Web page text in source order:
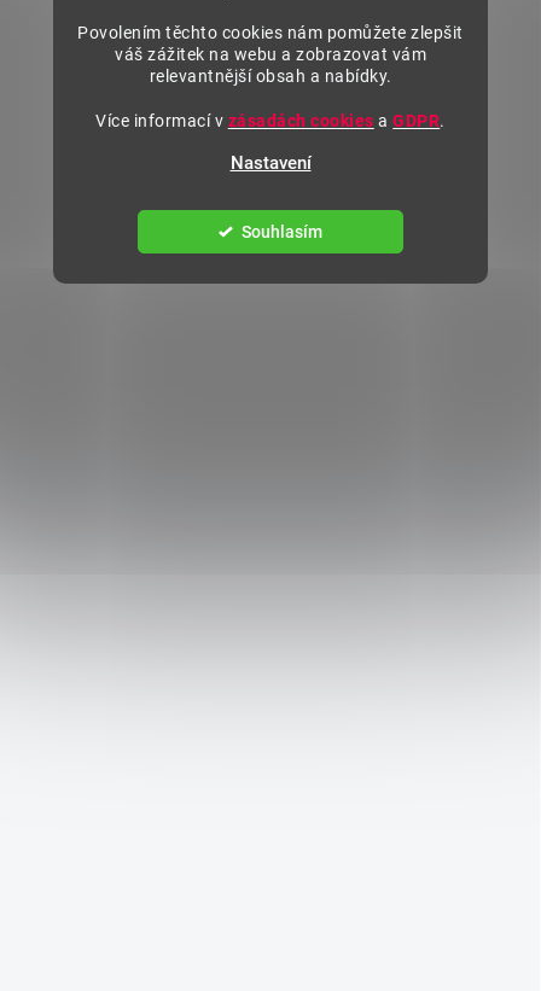
Povolením těchto cookies nám pomůžete zlepšit
váš zážitek na webu a zobrazovat vám
relevantnější obsah a nabídky.
Více informací v zásadách cookies aGDPR.
Nastavení
Souhlasím